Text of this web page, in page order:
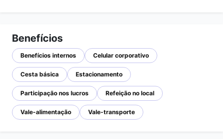
Benefícios
Benefícios internos Celular corporativo
Cesta básica Estacionamento
Participação nos lucros Refeição no local
Vale-alimentação Vale-transporte